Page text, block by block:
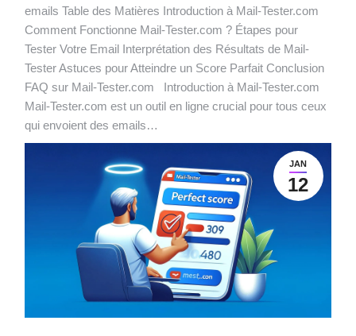
emails Table des Matières Introduction à Mail-Tester.com
Comment Fonctionne Mail-Tester.com ? Étapes pour
Tester Votre Email Interprétation des Résultats de Mail-
Tester Astuces pour Atteindre un Score Parfait Conclusion
FAQ sur Mail-Tester.com Introduction à Mail-Tester.com
Mail-Tester.com est un outil en ligne crucial pour tous ceux
qui envoient des emails…
JAN
12